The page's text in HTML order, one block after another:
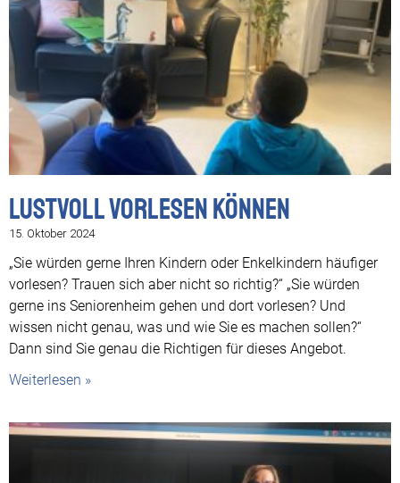
Lustvoll vorlesen können
15. Oktober 2024
„Sie würden gerne Ihren Kindern oder Enkelkindern häufiger
vorlesen? Trauen sich aber nicht so richtig?“ „Sie würden
gerne ins Seniorenheim gehen und dort vorlesen? Und
wissen nicht genau, was und wie Sie es machen sollen?“
Dann sind Sie genau die Richtigen für dieses Angebot.
Weiterlesen »